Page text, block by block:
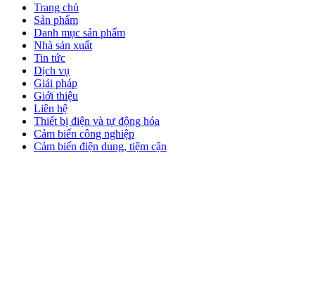
Trang chủ
Sản phẩm
Danh mục sản phẩm
Nhà sản xuất
Tin tức
Dịch vụ
Giải pháp
Giới thiệu
Liên hệ
Thiết bị điện và tự động hóa
Cảm biến công nghiệp
Cảm biến điện dung, tiệm cận